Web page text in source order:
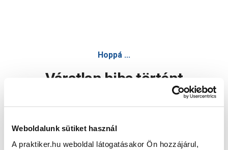
Weboldalunk sütiket használ
A praktiker.hu weboldal látogatásakor Ön hozzájárul,
Hoppá ...
Váratlan hiba történt
Oldal újratöltése